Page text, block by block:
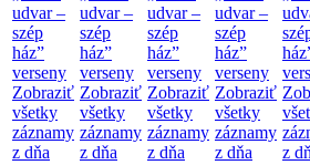
udvar –
szép
ház”
verseny
Zobraziť
všetky
záznamy
z dňa
udvar –
szép
ház”
verseny
Zobraziť
všetky
záznamy
z dňa
udvar –
szép
ház”
verseny
Zobraziť
všetky
záznamy
z dňa
udvar –
szép
ház”
verseny
Zobraziť
všetky
záznamy
z dňa
z